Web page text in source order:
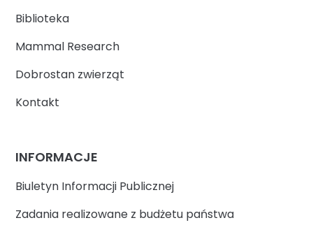
Biblioteka
Mammal Research
Dobrostan zwierząt
Kontakt
INFORMACJE
Biuletyn Informacji Publicznej
Zadania realizowane z budżetu państwa